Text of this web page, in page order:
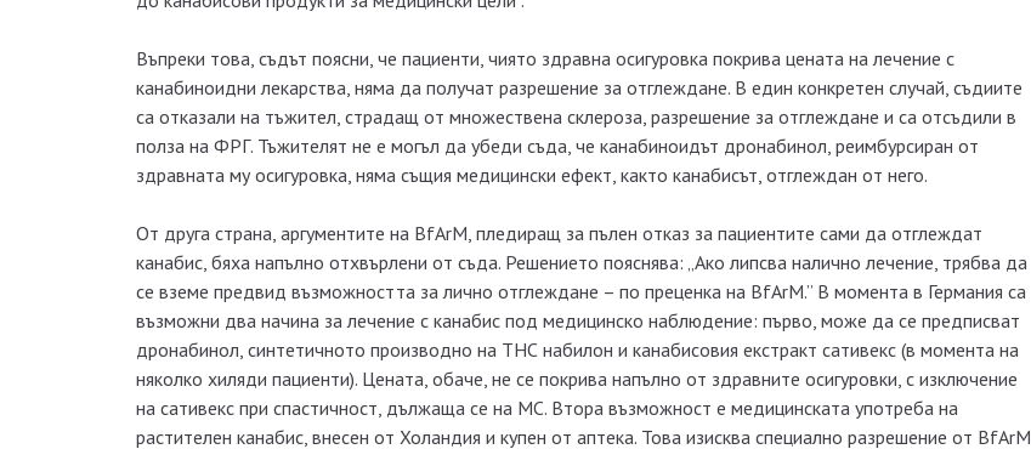
Въпреки това, съдът поясни, че пациенти, чиято здравна осигуровка покрива цената на лечение с
канабиноидни лекарства, няма да получат разрешение за отглеждане. В един конкретен случай, съдиите
са отказали на тъжител, страдащ от множествена склероза, разрешение за отглеждане и са отсъдили в
полза на ФРГ. Тъжителят не е могъл да убеди съда, че канабиноидът дронабинол, реимбурсиран от
здравната му осигуровка, няма същия медицински ефект, както канабисът, отглеждан от него.
От друга страна, аргументите на BfArM, пледиращ за пълен отказ за пациентите сами да отглеждат
канабис, бяха напълно отхвърлени от съда. Решението пояснява: „Ако липсва налично лечение, трябва да
се вземе предвид възможността за лично отглеждане – по преценка на BfArM.” В момента в Германия са
възможни два начина за лечение с канабис под медицинско наблюдение: първо, може да се предписват
дронабинол, синтетичното производно на ТНС набилон и канабисовия екстракт сативекс (в момента на
няколко хиляди пациенти). Цената, обаче, не се покрива напълно от здравните осигуровки, с изключение
на сативекс при спастичност, дължаща се на МС. Втора възможност е медицинската употреба на
растителен канабис, внесен от Холандия и купен от аптека. Това изисква специално разрешение от BfArM